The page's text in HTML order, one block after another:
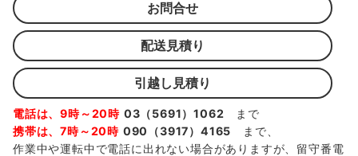
お問合せ
配送見積り
引越し見積り
電話は、9時～20時 03（5691）1062 まで
携帯は、7時～20時 090（3917）4165 まで、
作業中や運転中で電話に出れない場合がありますが、留守番電